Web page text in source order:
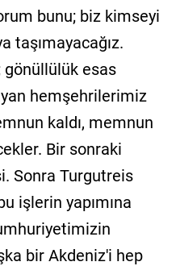
bunu; biz kimseyi
taşımayacağız.
gönüllülük esas
hemşehrilerimiz
kaldı, memnun
Bir sonraki
Sonra Turgutreis
işlerin yapımına
bir Akdeniz'i hep